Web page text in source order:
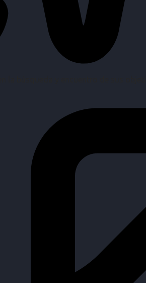
la búsqueda y encuentro de sus